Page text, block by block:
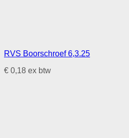
RVS Boorschroef 6,3.25
€ 0,18 ex btw